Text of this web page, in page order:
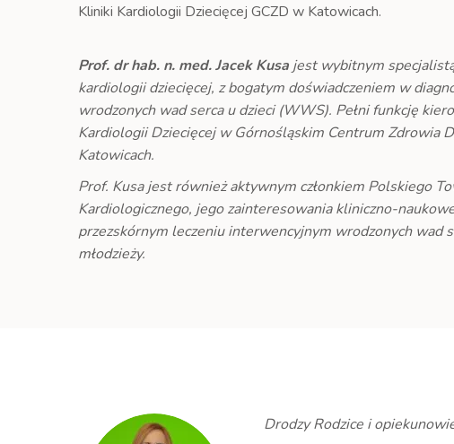
Kliniki Kardiologii Dziecięcej GCZD w Katowicach.
Prof. dr hab. n. med. Jacek Kusa jest wybitnym
kardiologii dziecięcej, z bogatym doświadczeniem w
wrodzonych wad serca u dzieci (WWS). Pełni funkcję
Kardiologii Dziecięcej w Górnośląskim Centrum Zdrowia
Katowicach.
Prof. Kusa jest również aktywnym członkiem Polskiego
Kardiologicznego, jego zainteresowania kliniczno-
przezskórnym leczeniu interwencyjnym wrodzonych wad
młodzieży.
Drodzy Rodzice i